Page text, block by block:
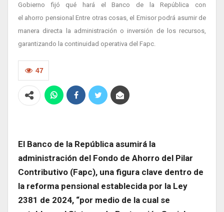
Gobierno fijó qué hará el Banco de la República con
el ahorro pensional Entre otras cosas, el Emisor podrá asumir de
manera directa la administración o inversión de los recursos,
garantizando la continuidad operativa del Fapc.
47
El Banco de la República asumirá la
administración del Fondo de Ahorro del Pilar
Contributivo (Fapc), una figura clave dentro de
la reforma pensional establecida por la Ley
2381 de 2024, “por medio de la cual se